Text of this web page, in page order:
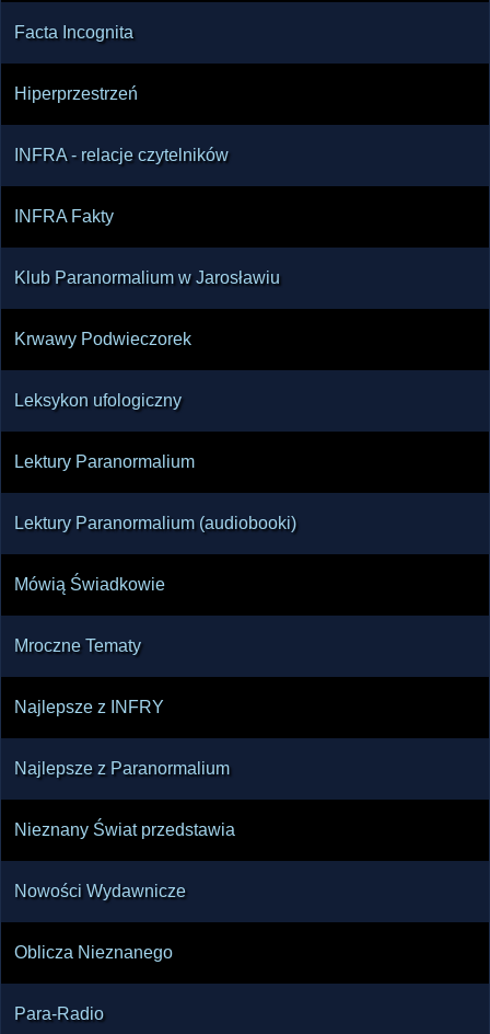
Facta Incognita
Hiperprzestrzeń
INFRA - relacje czytelników
INFRA Fakty
Klub Paranormalium w Jarosławiu
Krwawy Podwieczorek
Leksykon ufologiczny
Lektury Paranormalium
Lektury Paranormalium (audiobooki)
Mówią Świadkowie
Mroczne Tematy
Najlepsze z INFRY
Najlepsze z Paranormalium
Nieznany Świat przedstawia
Nowości Wydawnicze
Oblicza Nieznanego
Para-Radio